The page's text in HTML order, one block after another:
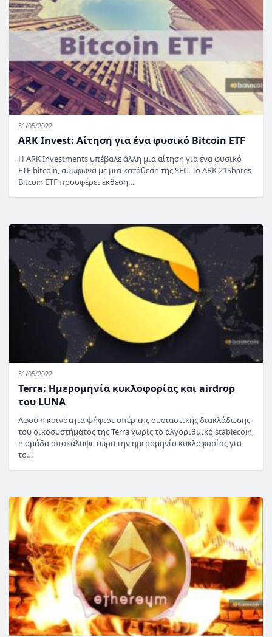
31/05/2022
ARK Invest: Αίτηση για ένα φυσικό Bitcoin ETF
Η ARK Investments υπέβαλε άλλη μια αίτηση για ένα φυσικό
ETF bitcoin, σύμφωνα με μια κατάθεση της SEC. Το ARK 21Shares
Bitcoin ETF προσφέρει έκθεση…
31/05/2022
Terra: Ημερομηνία κυκλοφορίας και airdrop
του LUNA
Αφού η κοινότητα ψήφισε υπέρ της ουσιαστικής διακλάδωσης
του οικοσυστήματος της Terra χωρίς το αλγοριθμικό stablecoin,
η ομάδα αποκάλυψε τώρα την ημερομηνία κυκλοφορίας για
το…